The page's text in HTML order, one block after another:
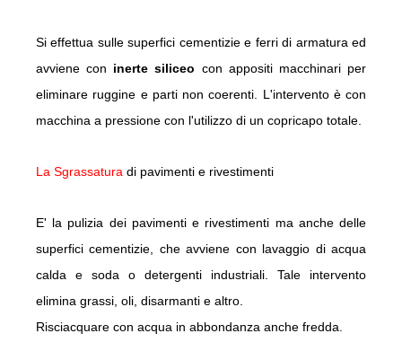
Si effettua sulle superfici cementizie e ferri di armatura ed
avviene con inerte siliceo con appositi macchinari per
eliminare ruggine e parti non coerenti. L'intervento è con
macchina a pressione con l'utilizzo di un copricapo totale.
La Sgrassatura di pavimenti e rivestimenti
E' la pulizia dei pavimenti e rivestimenti ma anche delle
superfici cementizie, che avviene con lavaggio di acqua
calda e soda o detergenti industriali. Tale intervento
elimina grassi, oli, disarmanti e altro.
Risciacquare con acqua in abbondanza anche fredda.